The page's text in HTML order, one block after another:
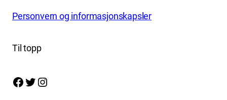
Personvern og informasjonskapsler
Til topp
Facebook Twitter Instagram